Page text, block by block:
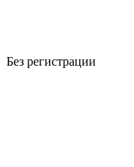
Без регистрации